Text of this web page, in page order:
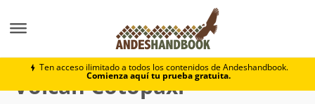
Ten acceso ilimitado a todos los contenidos de Andeshandbook.
Comienza aquí tu prueba gratuita.
Volcán Cotopaxi
Volcán Cotopaxi(5.897m)